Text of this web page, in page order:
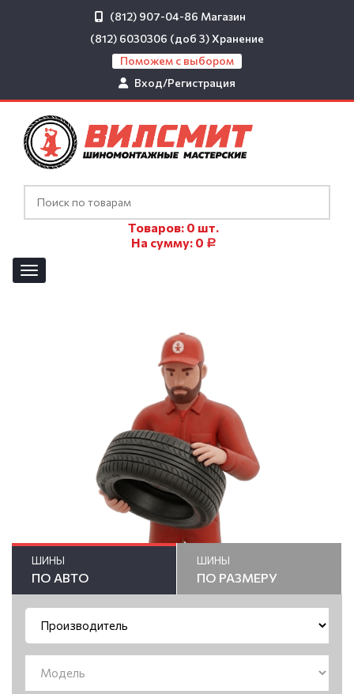
(812) 907-04-86 Магазин
(812) 6030306 (доб 3)Хранение
Поможем с выбором
Вход/Регистрация
Товаров: 0 шт.
На сумму: 0 Р
ШИНЫ
ПО АВТО
ШИНЫ
ПО РАЗМЕРУ